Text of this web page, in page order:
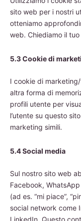
sito web per i nostri
otteniamo
web. Chiediamo il
5.3 Cookie di
I cookie di
altra forma di
profili utente per
l’utente su questo
marketing simili.
5.4 Social media
Sul nostro sito web
Facebook,
(ad es. “mi piace”,
social network come